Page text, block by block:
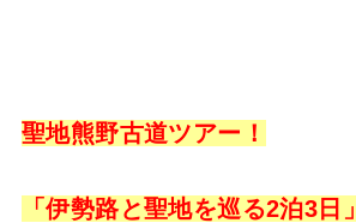
聖地熊野古道ツアー！
「伊勢路と聖地を巡る2泊3日」